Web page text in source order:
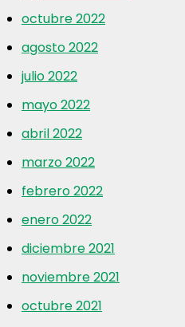
octubre 2022
agosto 2022
julio 2022
mayo 2022
abril 2022
marzo 2022
febrero 2022
enero 2022
diciembre 2021
noviembre 2021
octubre 2021